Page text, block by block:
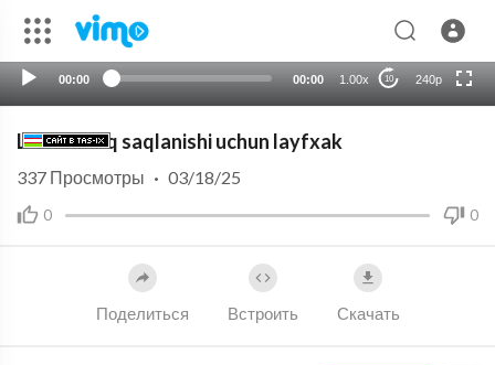
00:00 00:00 1.00x 10 240p
auto
Limon uzoq saqlanishi uchun layfxak
0 0
337 Просмотры · 03/18/25
Поделиться Встроить Скачать